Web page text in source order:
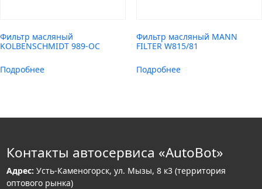
Фильтр масляный
KOLBENSCHMIDT 989-OC
Подробнее
Фильтр масляный MANN
FILTER W815/81
Подробнее
Контакты автосервиса «AutoBot»
Адрес: Усть-Каменогорск, ул. Мызы, 8 к3 (территория
оптового рынка)